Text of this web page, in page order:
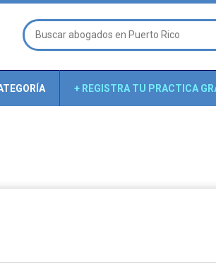
+ REGISTRA TU PRACTICA